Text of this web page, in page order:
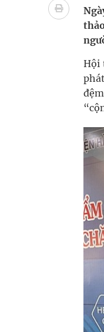
Quan
Xây
"Nền
Đắk
Tổng
Hội